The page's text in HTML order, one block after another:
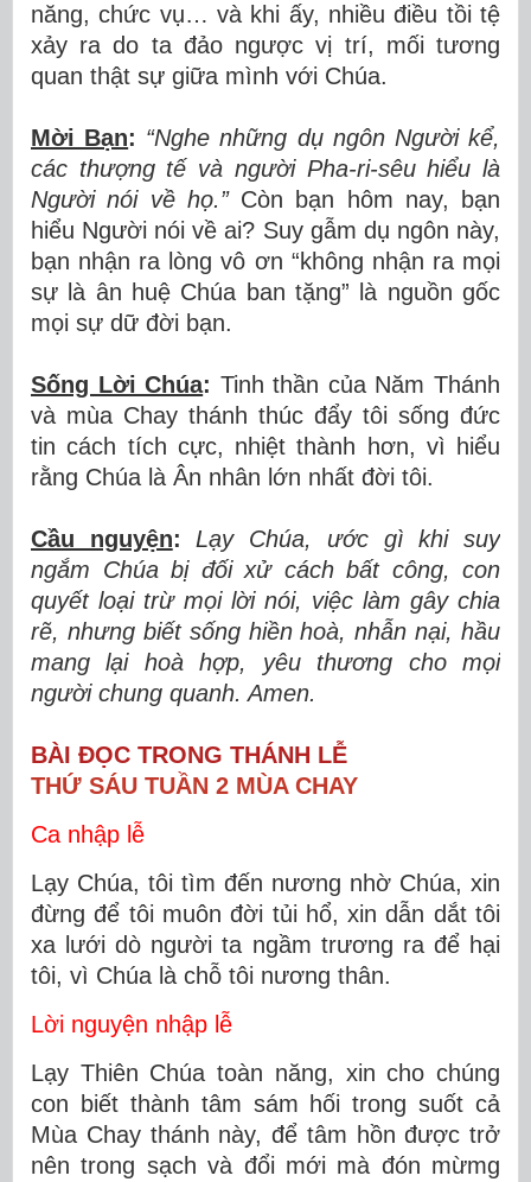
năng, chức vụ… và khi ấy, nhiều điều tồi tệ
xảy ra do ta đảo ngược vị trí, mối tương
quan thật sự giữa mình với Chúa.
Mời Bạn: “Nghe những dụ ngôn Người kể,
các thượng tế và người Pha-ri-sêu hiểu là
Người nói về họ.”Còn bạn hôm nay, bạn
hiểu Người nói về ai? Suy gẫm dụ ngôn này,
bạn nhận ra lòng vô ơn “không nhận ra mọi
sự là ân huệ Chúa ban tặng” là nguồn gốc
mọi sự dữ đời bạn.
Sống Lời Chúa: Tinh thần của Năm Thánh
và mùa Chay thánh thúc đẩy tôi sống đức
tin cách tích cực, nhiệt thành hơn, vì hiểu
rằng Chúa là Ân nhân lớn nhất đời tôi.
Cầu nguyện:
Lạy Chúa, ước gì khi suy
ngắm Chúa bị đối xử cách bất công, con
quyết loại trừ mọi lời nói, việc làm gây chia
rẽ, nhưng biết sống hiền hoà, nhẫn nại, hầu
mang lại hoà hợp, yêu thương cho mọi
người chung quanh. Amen.
BÀI ĐỌC TRONG THÁNH LỄ
THỨ SÁU TUẦN 2 MÙA CHAY
Ca nhập lễ
Lạy Chúa, tôi tìm đến nương nhờ Chúa, xin
đừng để tôi muôn đời tủi hổ, xin dẫn dắt tôi
xa lưới dò người ta ngầm trương ra để hại
tôi, vì Chúa là chỗ tôi nương thân.
Lời nguyện nhập lễ
Lạy Thiên Chúa toàn năng, xin cho chúng
con biết thành tâm sám hối trong suốt cả
Mùa Chay thánh này, để tâm hồn được trở
nên trong sạch và đổi mới mà đón mừmg